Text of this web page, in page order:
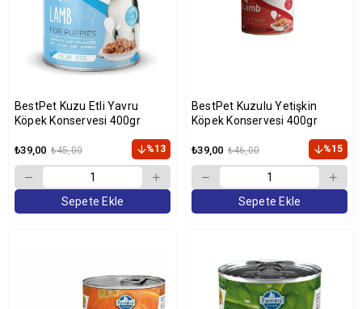
BestPet Kuzu Etli Yavru
Köpek Konservesi 400gr
₺39,00 ₺45,00 %13
Sepete Ekle
BestPet Kuzulu Yetişkin
Köpek Konservesi 400gr
₺39,00 ₺46,00 %15
Sepete Ekle